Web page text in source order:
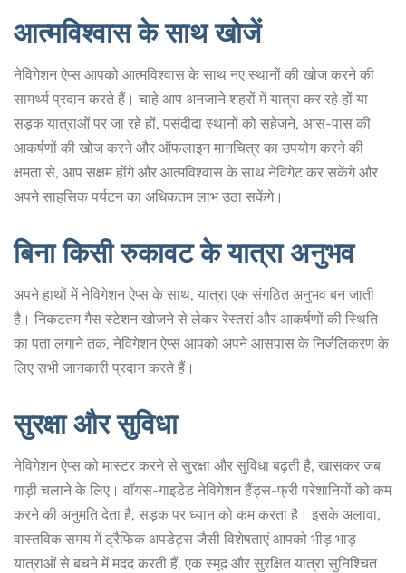
आत्मविश्वास के साथ खोजें
नेविगेशन ऐप्स आपको आत्मविश्वास के साथ नए स्थानों की खोज करने की
सामर्थ्य प्रदान करते हैं। चाहे आप अनजाने शहरों में यात्रा कर रहे हों या
सड़क यात्राओं पर जा रहे हों, पसंदीदा स्थानों को सहेजने, आस-पास की
आकर्षणों की खोज करने और ऑफलाइन मानचित्र का उपयोग करने की
क्षमता से, आप सक्षम होंगे और आत्मविश्वास के साथ नेविगेट कर सकेंगे और
अपने साहसिक पर्यटन का अधिकतम लाभ उठा सकेंगे।
बिना किसी रुकावट के यात्रा अनुभव
अपने हाथों में नेविगेशन ऐप्स के साथ, यात्रा एक संगठित अनुभव बन जाती
है। निकटतम गैस स्टेशन खोजने से लेकर रेस्तरां और आकर्षणों की स्थिति
का पता लगाने तक, नेविगेशन ऐप्स आपको अपने आसपास के निर्जलिकरण के
लिए सभी जानकारी प्रदान करते हैं।
सुरक्षा और सुविधा
नेविगेशन ऐप्स को मास्टर करने से सुरक्षा और सुविधा बढ़ती है, खासकर जब
गाड़ी चलाने के लिए। वॉयस-गाइडेड नेविगेशन हैंड्स-फ्री परेशानियों को कम
करने की अनुमति देता है, सड़क पर ध्यान को कम करता है। इसके अलावा,
वास्तविक समय में ट्रैफिक अपडेट्स जैसी विशेषताएं आपको भीड़ भाड़
यात्राओं से बचने में मदद करती हैं, एक स्मूद और सुरक्षित यात्रा सुनिश्चित